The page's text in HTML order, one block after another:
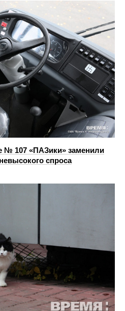
№ 107 «ПАЗики» заменили
спроса